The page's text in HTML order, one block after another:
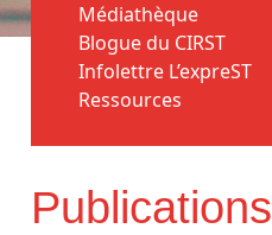
Accueil > Publications >
Publications
Médiathèque
Blogue du CIRST
Infolettre L’expreST
Ressources